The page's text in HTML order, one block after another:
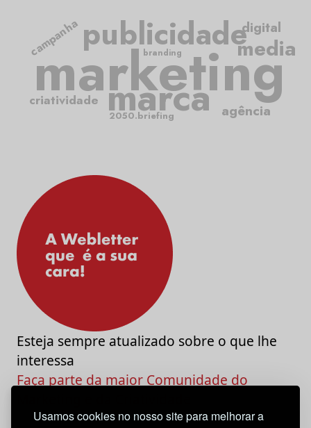
Usamos cookies no nosso site para melhorar a
marketing
publicidade
marca
criatividade
campanha media
agência
digital
2050.briefing
branding
Esteja sempre atualizado sobre o que lhe
interessa
Faça parte da maior Comunidade do